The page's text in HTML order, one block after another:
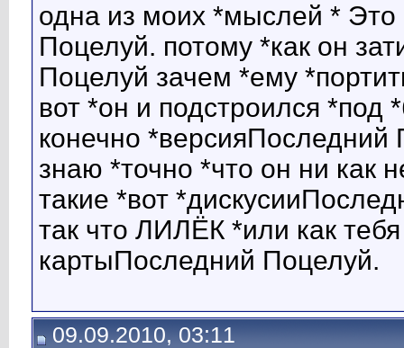
одна из моих *мыслей *
Поцелуй. потому *как он
Поцелуй зачем *ему
вот *он и подстроился *под
конечно
знаю *точно *что он ни как
такие *вот
так что ЛИЛЁК *или как
картыПоследний Поцелуй.
09.09.2010, 03:11